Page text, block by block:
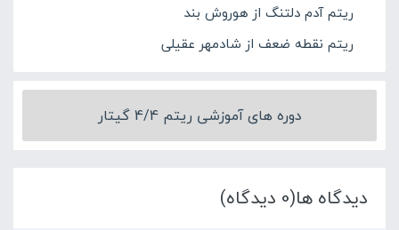
ریتم آدم دلتنگ از هوروش بند
ریتم نقطه ضعف از شادمهر عقیلی
دوره های آموزشی ریتم 4/4 گیتار
دیدگاه ها(0 دیدگاه)